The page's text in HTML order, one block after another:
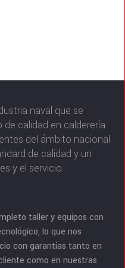
naval que se
calidad en calderería
del ámbito nacional
de calidad y un
y el servicio.
taller y equipos con
lo que nos
con garantías tanto en
como en nuestras